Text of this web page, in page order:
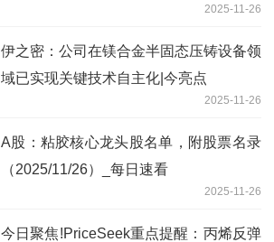
2025-11-26
伊之密：公司在镁合金半固态压铸设备领
域已实现关键技术自主化|今亮点
2025-11-26
A股：粘胶核心龙头股名单，附股票名录
（2025/11/26）_每日速看
2025-11-26
今日聚焦!PriceSeek重点提醒：丙烯反弹